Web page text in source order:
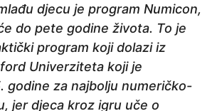
djecu je program Numicon,
do pete godine života. To je
program koji dolazi iz
Univerziteta koji je
godine za najbolju numeričko-
jer djeca kroz igru uče o